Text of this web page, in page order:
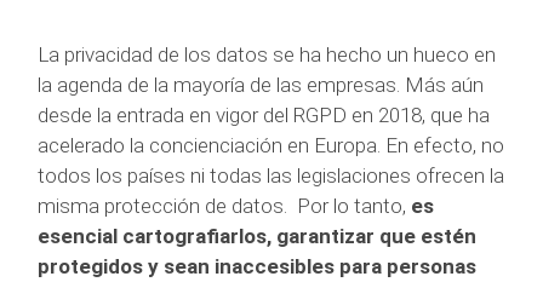
La privacidad de los datos se ha hecho un hueco en
la agenda de la mayoría de las empresas. Más aún
desde la entrada en vigor del RGPD en 2018, que ha
acelerado la concienciación en Europa. En efecto, no
todos los países ni todas las legislaciones ofrecen la
misma protección de datos. Por lo tanto, es
esencial cartografiarlos, garantizar que estén
protegidos y sean inaccesibles para personas